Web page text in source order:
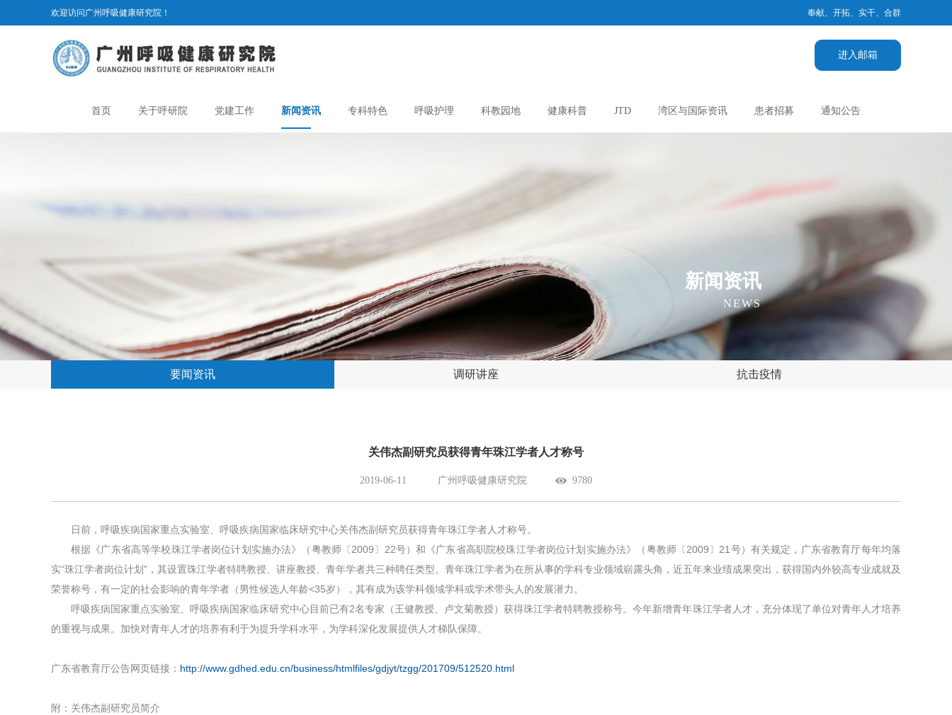
欢迎访问广州呼吸健康研究院！ 奉献、开拓、实干、合群
进入邮箱
首页 关于呼研院 党建工作 新闻资讯 专科特色 呼吸护理 科教园地 健康科普 JTD 湾区与国际资讯 患者招募 通知公告
新闻资讯
NEWS
要闻资讯 调研讲座 抗击疫情
关伟杰副研究员获得青年珠江学者人才称号
2019-06-11 广州呼吸健康研究院 9780
日前，呼吸疾病国家重点实验室、呼吸疾病国家临床研究中心关伟杰副研究员获得青年珠江学者人才称号。
根据《广东省高等学校珠江学者岗位计划实施办法》（粤教师〔2009〕22号）和《广东省高职院校珠江学者岗位计划实施办法》（粤教师〔2009〕21号）有关规定，广东省教育厅每年均落
实“珠江学者岗位计划”，其设置珠江学者特聘教授、讲座教授、青年学者共三种聘任类型。青年珠江学者为在所从事的学科专业领域崭露头角，近五年来业绩成果突出，获得国内外较高专业成就及
荣誉称号，有一定的社会影响的青年学者（男性候选人年龄<35岁），其有成为该学科领域学科或学术带头人的发展潜力。
呼吸疾病国家重点实验室、呼吸疾病国家临床研究中心目前已有2名专家（王健教授、卢文菊教授）获得珠江学者特聘教授称号。今年新增青年珠江学者人才，充分体现了单位对青年人才培养
的重视与成果。加快对青年人才的培养有利于为提升学科水平，为学科深化发展提供人才梯队保障。
广东省教育厅公告网页链接： http://www.gdhed.edu.cn/business/htmlfiles/gdjyt/tzgg/201709/512520.html
附：关伟杰副研究员简介